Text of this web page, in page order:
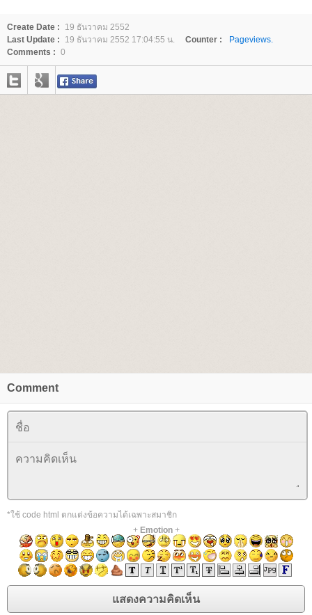
Create Date :
19 ธันวาคม 2552
Last Update :
19 ธันวาคม 2552 17:04:55 น. Counter :
Pageviews.
Comments : 0
Comment
*ใช้ code html ตกแต่งข้อความได้เฉพาะสมาชิก
+ Emotion+